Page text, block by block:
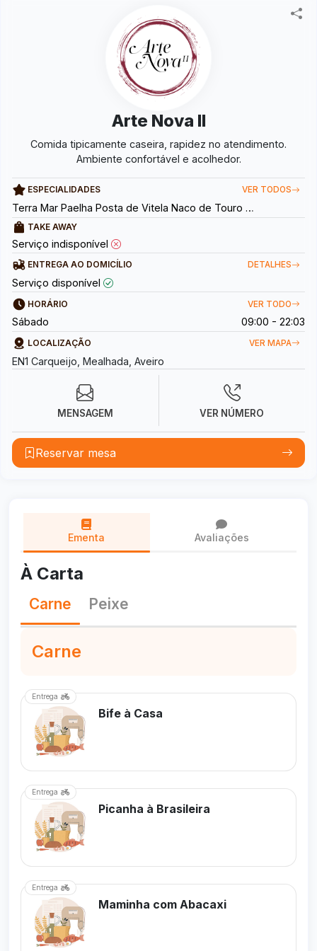
Arte Nova II
Comida tipicamente caseira, rapidez no atendimento.
Ambiente confortável e acolhedor.
ESPECIALIDADES VER TODOS
Terra Mar Paelha Posta de Vitela Naco de Touro Bacalhau à Casa Picanha
TAKE AWAY
Serviço indisponível
ENTREGA AO DOMICÍLIO DETALHES
Serviço disponível
HORÁRIO VER TODO
Sábado 09:00 - 22:03
LOCALIZAÇÃO VER MAPA
EN1 Carqueijo, Mealhada, Aveiro
MENSAGEM VER NÚMERO
Reservar mesa
Ementa Avaliações
À Carta
Carne Peixe
Carne
Entrega
Bife à Casa
Entrega
Picanha à Brasileira
Entrega
Maminha com Abacaxi